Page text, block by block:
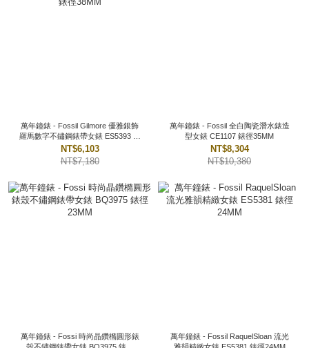
萬年鐘錶 - Fossil Gilmore 優雅銀飾
羅馬數字不鏽鋼錶帶女錶 ES5393 錶
徑38MM
NT$6,103
NT$7,180
萬年鐘錶 - Fossil 全白陶瓷潛水錶造
型女錶 CE1107 錶徑35MM
NT$8,304
NT$10,380
萬年鐘錶 - Fossi 時尚晶鑽橢圓形錶
萬年鐘錶 - Fossil RaquelSloan 流光